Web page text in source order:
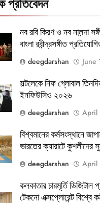
প্রতিবেদন
নব রবি কিরণ ও নব নালন্দা
বাংলা রবীন্দ্রসঙ্গীত
deegdarshan
June
সল্টলেকে নিফ গ্লোবাল
ইনফিউসিও ২০২৬
deegdarshan
April
বিশ্বমানের কর্মসংস্থানে
ভারতের ক্যারাটে কুশলীদের
deegdarshan
April
কলকাতার চারমূর্তি ডিজিটাল
টেকনো এক্সপ্লোরেন্ট বিশ্বে